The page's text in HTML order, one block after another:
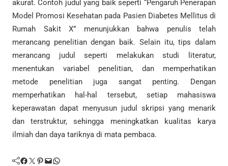
akurat. Contoh judul yang baik seperti “Pengaruh Penerapan
Model Promosi Kesehatan pada Pasien Diabetes Mellitus di
Rumah Sakit X” menunjukkan bahwa penulis telah
merancang penelitian dengan baik. Selain itu, tips dalam
merancang judul seperti melakukan studi literatur,
menentukan variabel penelitian, dan memperhatikan
metode penelitian juga sangat penting. Dengan
memperhatikan hal-hal tersebut, setiap mahasiswa
keperawatan dapat menyusun judul skripsi yang menarik
dan terstruktur, sehingga meningkatkan kualitas karya
ilmiah dan daya tariknya di mata pembaca.
Facebook Twitter Pinterest Mail WhatsApp